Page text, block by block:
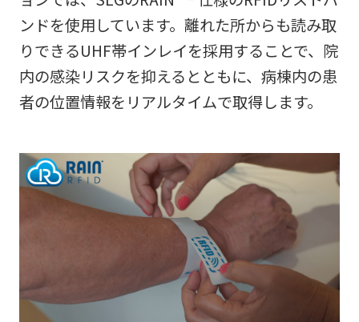
ンドを使用しています。離れた所からも読み取
りできるUHF帯インレイを採用することで、院
内の感染リスクを抑えるとともに、病棟内の患
者の位置情報をリアルタイムで取得します。